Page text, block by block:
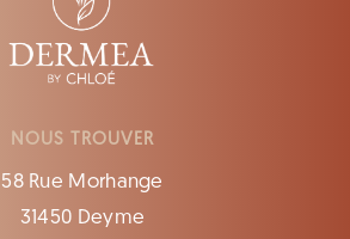
NOUS TROUVER
58 Rue Morhange
31450 Deyme